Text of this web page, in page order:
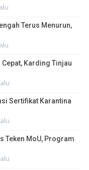
Terus Menurun,
Karding Tinjau
Sertifikat Karantina
Teken MoU, Program